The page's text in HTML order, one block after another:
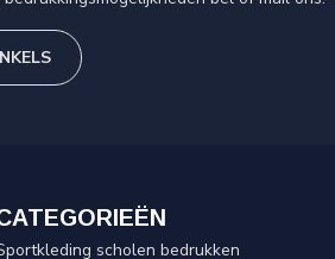
scholen bedrukken